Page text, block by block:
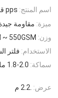
اسم المنتج: pps قماش المرشح
ميزة: مقاومة
وزن: ~ 550GSM
الاستخدام: فلتر
سماكة: 1.8-2.0 ملم
عرض: